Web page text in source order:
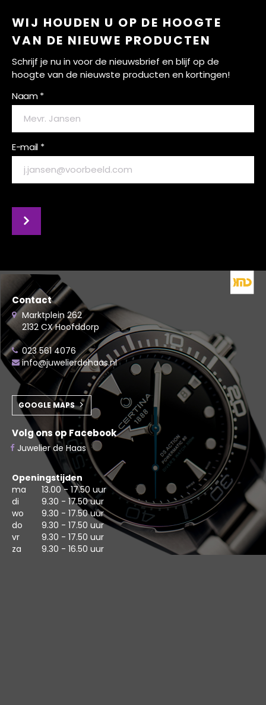
WIJ HOUDEN U OP DE HOOGTE
VAN DE NIEUWE PRODUCTEN
Schrijf je nu in voor de nieuwsbrief en blijf op de
hoogte van de nieuwste producten en kortingen!
Naam *
E-mail *
Contact
Marktplein 262
2132 CX Hoofddorp
023 561 4076
info@juwelierdehaas.nl
GOOGLE MAPS
Volg ons op Facebook
Juwelier de Haas
Openingstijden
ma
13.00 - 17.50 uur
di
9.30 - 17.50 uur
wo
9.30 - 17.50 uur
do
9.30 - 17.50 uur
vr
9.30 - 17.50 uur
za
9.30 - 16.50 uur